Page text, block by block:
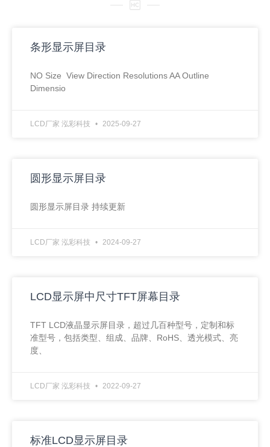
条形显示屏目录
NO Size View Direction Resolutions AA Outline
Dimensio
LCD厂家 泓彩科技 2025-09-27
圆形显示屏目录
圆形显示屏目录 持续更新
LCD厂家 泓彩科技 2024-09-27
LCD显示屏中尺寸TFT屏幕目录
TFT LCD液晶显示屏目录，超过几百种型号，定制和标
准型号，包括类型、组成、品牌、RoHS、透光模式、亮
度、
LCD厂家 泓彩科技 2022-09-27
标准LCD显示屏目录